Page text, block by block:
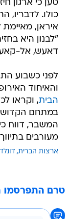
טען כי ארגון
כולו. לדבריו,
איראן, מאיימת
"לבנון היא
דאעש, אל-
לפני כשבוע
והאיחוד
הבית, וקראו
במתחם הקדוש
המשבר, דווח
מעורבים
ארצות הברית
טרם התפרסמו